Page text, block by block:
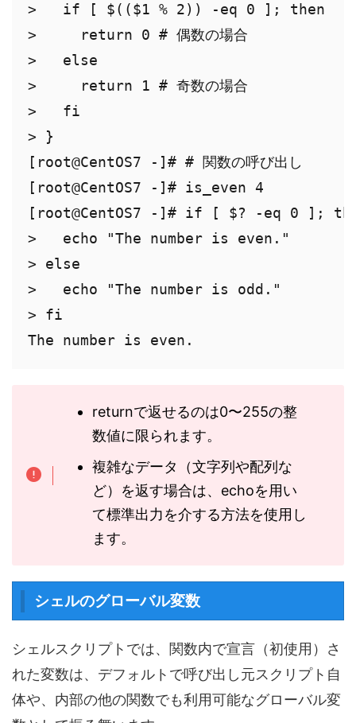
>   if [ $(($1 % 2)) -eq 0 ]; then
>     return 0 # 偶数の場合
>   else
>     return 1 # 奇数の場合
>   fi
> }
[root@CentOS7 -]# # 関数の呼び出し
[root@CentOS7 -]# is_even 4
[root@CentOS7 -]# if [ $? -eq 0 ];
>   echo "The number is even."
> else
>   echo "The number is odd."
> fi
returnで返せるのは0〜255の整
数値に限られます。
複雑なデータ（文字列や配列な
ど）を返す場合は、echoを用い
て標準出力を介する方法を使用し
ます。
シェルのグローバル変数
シェルスクリプトでは、関数内で宣言（初使用）さ
れた変数は、デフォルトで呼び出し元スクリプト自
体や、内部の他の関数でも利用可能なグローバル変